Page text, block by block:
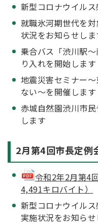
新型コロナウイル
就職氷河期世代を
状況をお知らせしま
乗合バス「渋川駅
り入れを開始します
地震災害セミナー
ない～を開催します
赤城自然園渋川市
します
2月第4回市長定例
令和2年2月第4
4,491キロバイト）
新型コロナウイル
実施状況をお知ら